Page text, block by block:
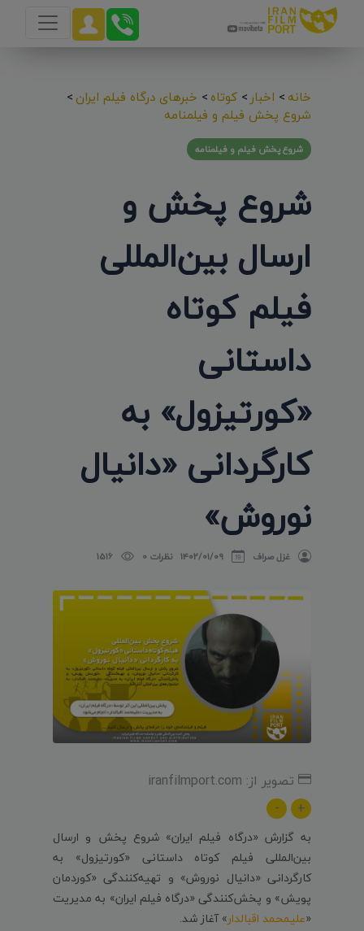
خانه> اخبار> کوتاه> خبرهای درگاه فیلم ایران>
شروع پخش فیلم و فیلمنامه
شروع پخش فیلم و فیلمنامه
شروع پخش و
ارسال بین‌المللی
فیلم کوتاه
داستانی
«کورتیزول» به
کارگردانی «دانیال
نوروش»
غزل صراف ۱۴۰۲/۰۱/۰۹ نظرات 0 1516
تصویر از: iranfilmport.com
+
-
به گزارش «درگاه فیلم ایران» شروع پخش و ارسال
بین‌‌المللی فیلم کوتاه داستانی «کورتیزول» به
کارگردانی «دانیال نوروش» و تهیه‌کنندگی «کوردمان
پویش» و پخش‌کنندگی «درگاه فیلم ایران» به مدیریت
«علیمحمد اقبالدار» آغاز شد.